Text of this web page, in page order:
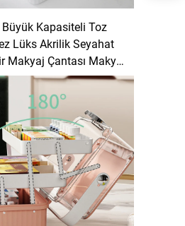
Kapasiteli Toz
Lüks Akrilik Seyahat
Makyaj Çantası Makyaj
Saklama Organizatörü